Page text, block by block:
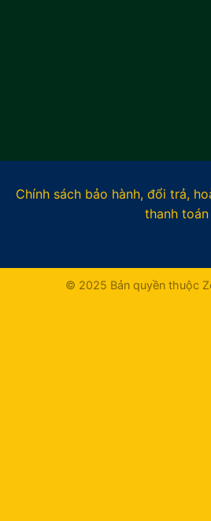
Chính sách bảo hành, đổi trả,
thanh toán
© 2025 Bản quyền thuộc